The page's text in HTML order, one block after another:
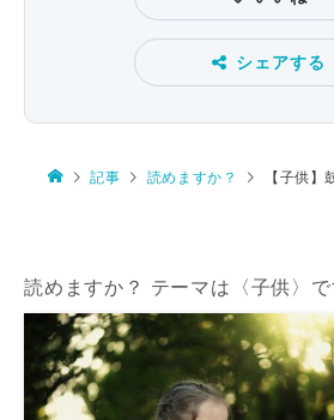
シェアする
記事 読めますか？ 【子供】鼓草、御
読めますか？ テーマは〈子供〉で